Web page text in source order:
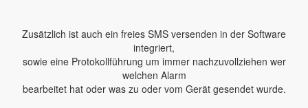
Zusätzlich ist auch ein freies SMS versenden in der Software
integriert,
sowie eine Protokollführung um immer nachzuvollziehen wer
welchen Alarm
bearbeitet hat oder was zu oder vom Gerät gesendet wurde.